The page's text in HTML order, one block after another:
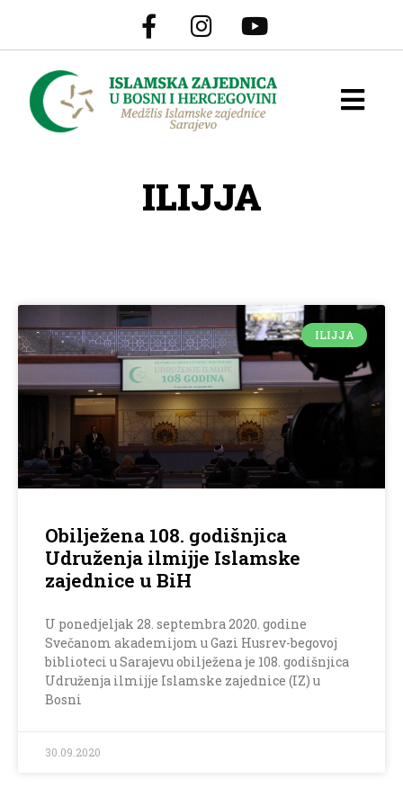
ILIJJA
ILIJJA
Obilježena 108. godišnjica
Udruženja ilmijje Islamske
zajednice u BiH
U ponedjeljak 28. septembra 2020. godine
Svečanom akademijom u Gazi Husrev-begovoj
biblioteci u Sarajevu obilježena je 108. godišnjica
Udruženja ilmijje Islamske zajednice (IZ) u
Bosni
30.09.2020